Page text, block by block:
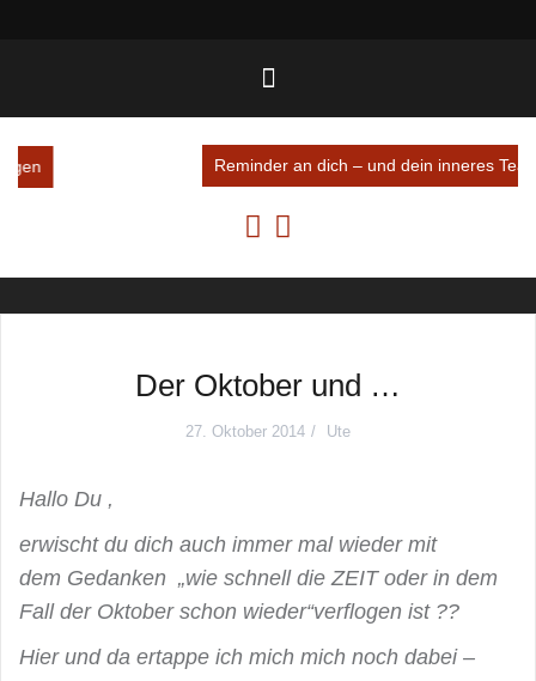
Reminder an dich – und dein inneres Team
Der Oktober und …
27. Oktober 2014 Ute
Hallo Du ,
erwischt du dich auch immer mal wieder mit
dem Gedanken „wie schnell die ZEIT oder in dem
Fall der Oktober schon wieder“verflogen ist ??
Hier und da ertappe ich mich mich noch dabei –